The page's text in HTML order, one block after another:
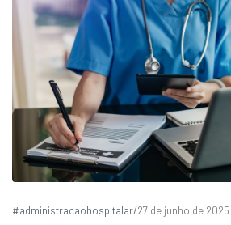
#administracaohospitalar/27 de junho de 2025